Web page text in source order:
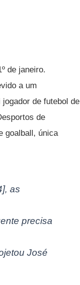
de janeiro.
a um
de futebol de
de
goalball, única
as
precisa
José